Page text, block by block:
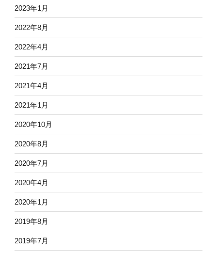
2023年1月
2022年8月
2022年4月
2021年7月
2021年4月
2021年1月
2020年10月
2020年8月
2020年7月
2020年4月
2020年1月
2019年8月
2019年7月